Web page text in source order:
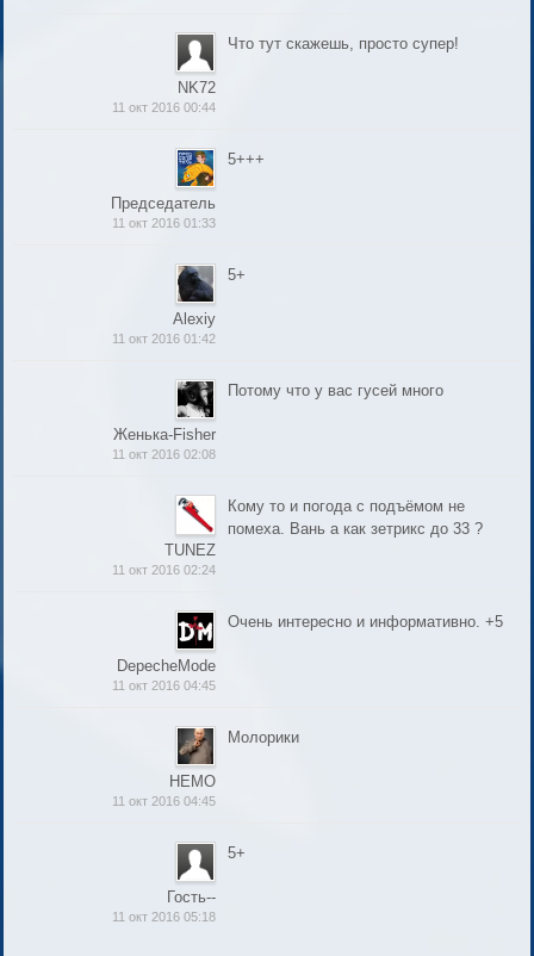
NK72
11 окт 2016 00:44
Что тут скажешь, просто супер!
Председатель
11 окт 2016 01:33
5+++
Alexiy
11 окт 2016 01:42
5+
Женька-Fisher
11 окт 2016 02:08
Потому что у вас гусей много
TUNEZ
11 окт 2016 02:24
Кому то и погода с подъёмом не
помеха. Вань а как зетрикс до 33 ?
DepecheMode
11 окт 2016 04:45
Очень интересно и информативно. +5
НЕМО
11 окт 2016 04:45
Молорики
Гость--
11 окт 2016 05:18
5+